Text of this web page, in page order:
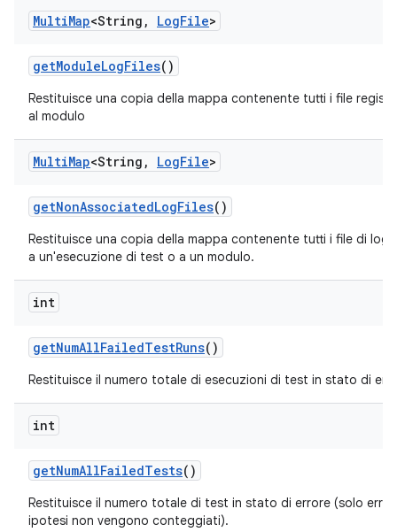
MultiMap<String , LogFile>
getModuleLogFiles()
Restituisce una copia della mappa contenente tutti i file
al modulo
MultiMap<String , LogFile>
getNonAssociatedLogFiles()
Restituisce una copia della mappa contenente tutti i file di log
a un'esecuzione di test o a un modulo.
int
getNumAllFailedTestRuns()
Restituisce il numero totale di esecuzioni di test in stato di
int
getNumAllFailedTests()
Restituisce il numero totale di test in stato di errore (solo
ipotesi non vengono conteggiati).